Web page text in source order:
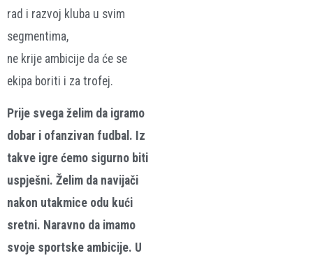
rad i razvoj kluba u svim
segmentima,
ne krije ambicije da će se
ekipa boriti i za trofej.
Prije svega želim da igramo
dobar i ofanzivan fudbal. Iz
takve igre ćemo sigurno biti
uspješni. Želim da navijači
nakon utakmice odu kući
sretni. Naravno da imamo
svoje sportske ambicije. U